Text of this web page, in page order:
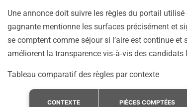
Une annonce doit suivre les règles du portail
gagnante mentionne les surfaces précisément et
se comptent comme séjour si l’aire est continue
améliorent la transparence vis‑à‑vis des candidats
Tableau comparatif des règles par contexte
CONTEXTE PIÈCES COMPTÉES